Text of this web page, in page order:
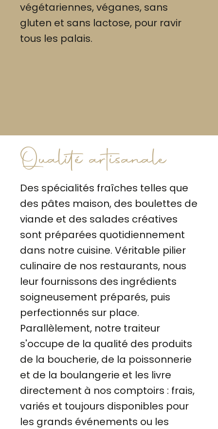
végétariennes, véganes, sans
gluten et sans lactose, pour ravir
tous les palais.
Qualité artisanale
Des spécialités fraîches telles que
des pâtes maison, des boulettes de
viande et des salades créatives
sont préparées quotidiennement
dans notre cuisine. Véritable pilier
culinaire de nos restaurants, nous
leur fournissons des ingrédients
soigneusement préparés, puis
perfectionnés sur place.
Parallèlement, notre traiteur
s'occupe de la qualité des produits
de la boucherie, de la poissonnerie
et de la boulangerie et les livre
directement à nos comptoirs : frais,
variés et toujours disponibles pour
les grands événements ou les